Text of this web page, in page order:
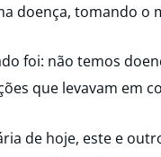
doença, tomando
foi: não temos
que levavam em
de hoje, este e